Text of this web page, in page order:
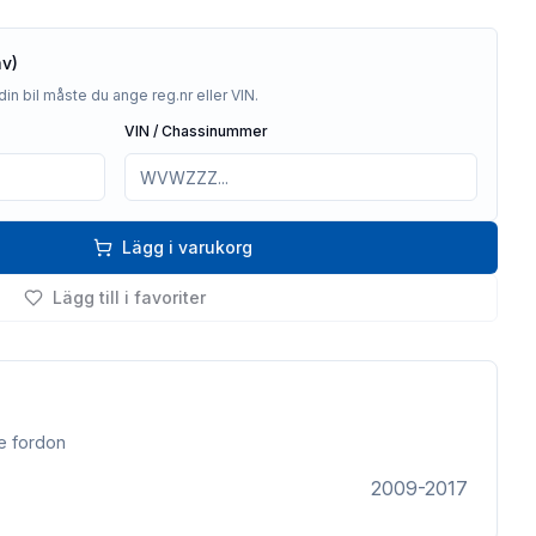
bil måste du ange reg.nr eller VIN.
VIN / Chassinummer
Lägg i varukorg
Lägg till i favoriter
fordon
2009-2017